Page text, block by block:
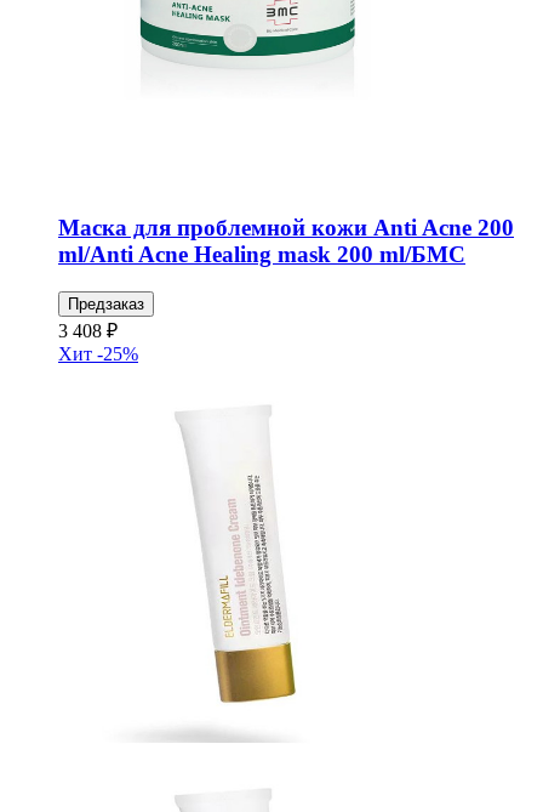
Маска для проблемной кожи Anti Acne 200
ml/Anti Acne Healing mask 200 ml/БМС
Предзаказ
3 408 ₽
Хит -25%